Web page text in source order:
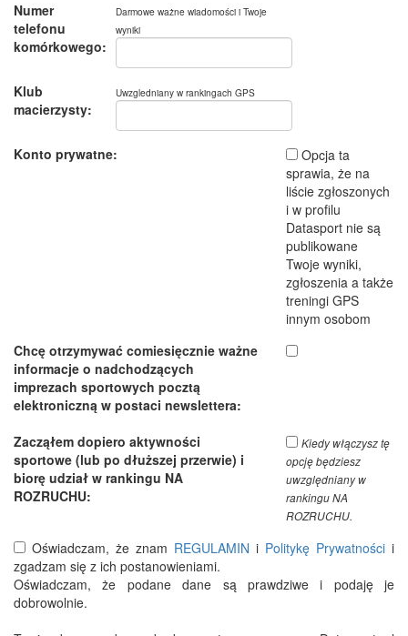
Numer
telefonu
komórkowego:
Darmowe ważne wiadomości i Twoje
wyniki
Klub
macierzysty:
Uwzgledniany w rankingach GPS
Konto prywatne:
Opcja ta
sprawia, że na
liście zgłoszonych
i w profilu
Datasport nie są
publikowane
Twoje wyniki,
zgłoszenia a także
treningi GPS
innym osobom
Chcę otrzymywać comiesięcznie ważne
informacje o nadchodzących
imprezach sportowych pocztą
elektroniczną w postaci newslettera:
Zacząłem dopiero aktywności
sportowe (lub po dłuższej przerwie) i
biorę udział w rankingu NA
ROZRUCHU:
Kiedy włączysz tę
opcję będziesz
uwzględniany w
rankingu NA
ROZRUCHU.
Oświadczam, że znam REGULAMIN i Politykę Prywatności i
zgadzam się z ich postanowieniami.
Oświadczam, że podane dane są prawdziwe i podaję je
dobrowolnie.